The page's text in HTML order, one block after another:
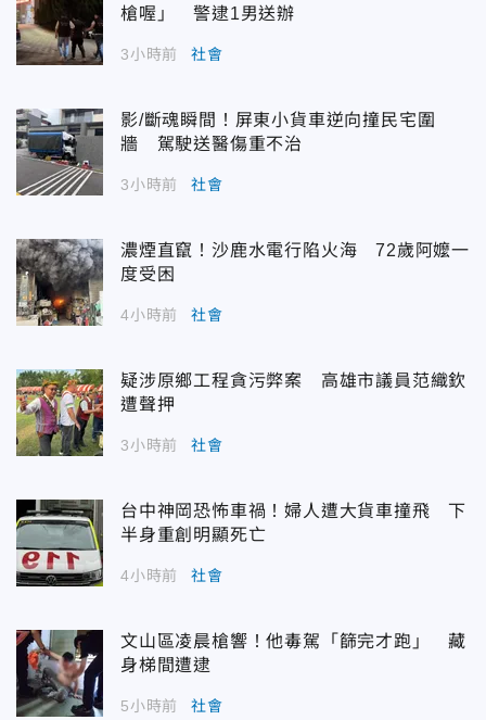
槍喔」 警逮1男送辦
3小時前 社會
影/斷魂瞬間！屏東小貨車逆向撞民宅圍
牆 駕駛送醫傷重不治
3小時前 社會
濃煙直竄！沙鹿水電行陷火海 72歲阿嬤一
度受困
4小時前 社會
疑涉原鄉工程貪污弊案 高雄市議員范織欽
遭聲押
3小時前 社會
台中神岡恐怖車禍！婦人遭大貨車撞飛 下
半身重創明顯死亡
4小時前 社會
文山區凌晨槍響！他毒駕「篩完才跑」 藏
身梯間遭逮
5小時前 社會